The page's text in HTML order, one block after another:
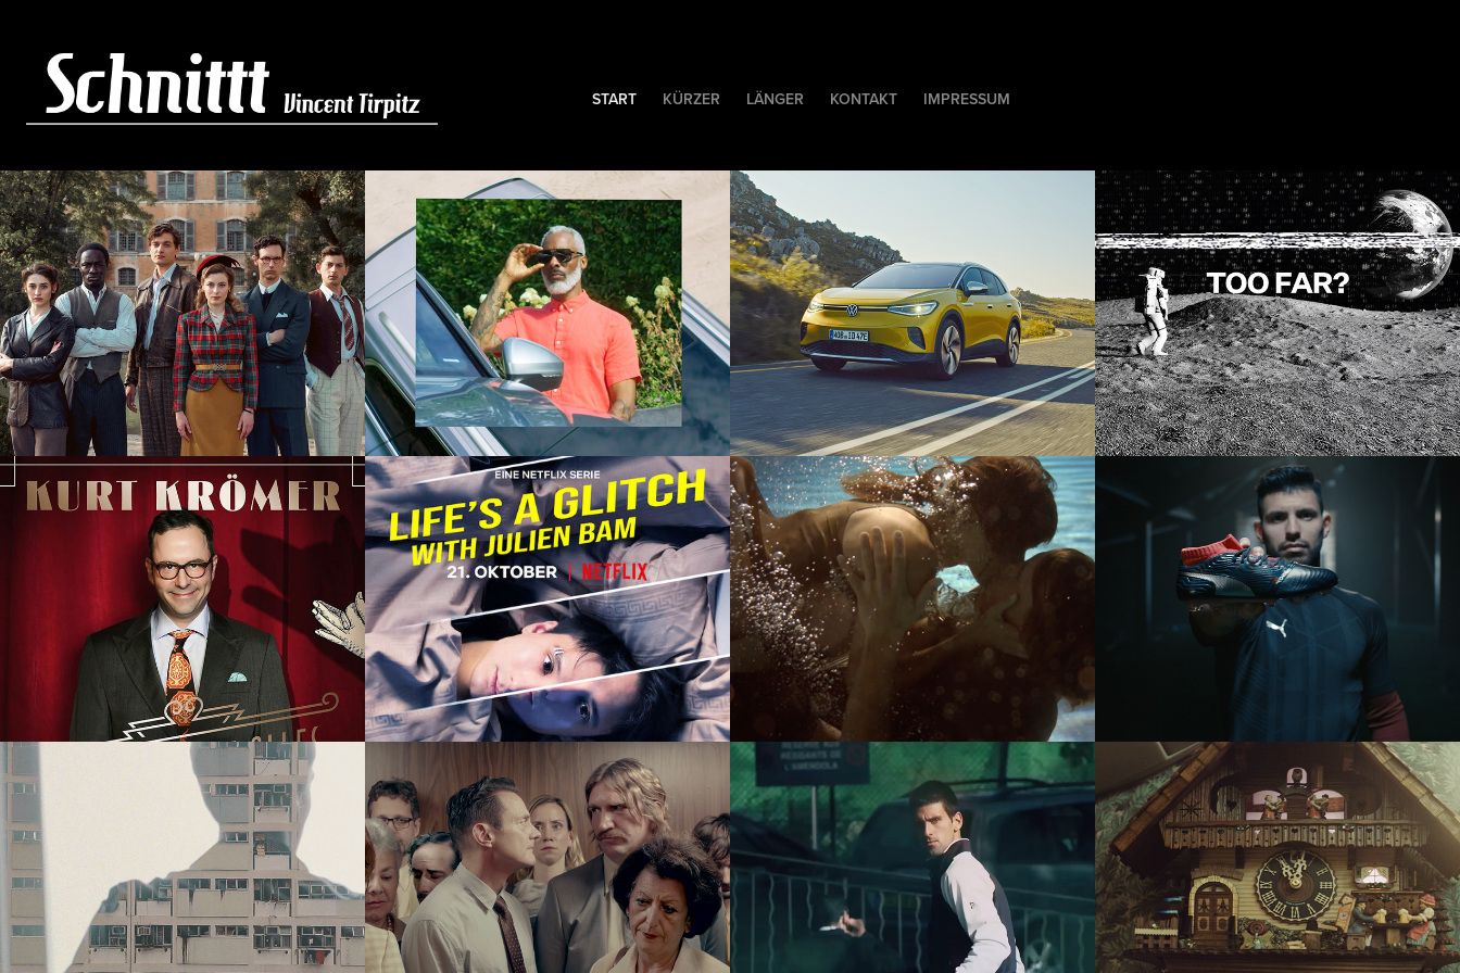
START KÜRZER LÄNGER KONTAKT IMPRESSUM
Transatlantic - VFX
Editor
VW Premium
eHybrid
VW ID.4 Spec ISPO Borderlands
Kurt Krömer -
Heute Stimmt Alles
Life's a Glitch with
Julien Bam - VFX
Editor
Tui - Mein Urlaub
Puma One - Als Co
Editor
Mercedes A Klasse
Spec
Monday - a german
lovestory
HEAD Graphene
Speed Teaser
Lufthansa -
Regional economy
class